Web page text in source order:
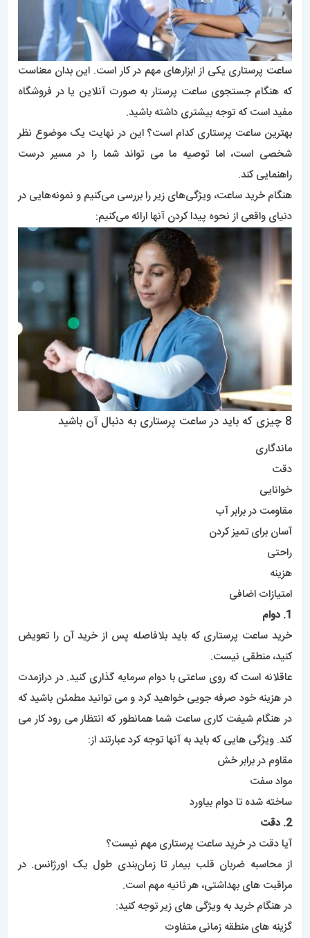
ساعت پرستاری یکی از ابزارهای مهم در کار است. این بدان معناست
که هنگام جستجوی ساعت پرستار به صورت آنلاین یا در فروشگاه
مفید است که توجه بیشتری داشته باشید.
بهترین ساعت پرستاری کدام است؟ این در نهایت یک موضوع نظر
شخصی است، اما توصیه ما می تواند شما را در مسیر درست
راهنمایی کند.
هنگام خرید ساعت، ویژگی‌های زیر را بررسی می‌کنیم و نمونه‌هایی در
دنیای واقعی از نحوه پیدا کردن آنها ارائه می‌کنیم:
8 چیزی که باید در ساعت پرستاری به دنبال آن باشید
ماندگاری
دقت
خوانایی
مقاومت در برابر آب
آسان برای تمیز کردن
راحتی
هزینه
امتیازات اضافی
1. دوام
خرید ساعت پرستاری که باید بلافاصله پس از خرید آن را تعویض
کنید، منطقی نیست.
عاقلانه است که روی ساعتی با دوام سرمایه گذاری کنید. در درازمدت
در هزینه خود صرفه جویی خواهید کرد و می توانید مطمئن باشید که
در هنگام شیفت کاری ساعت شما همانطور که انتظار می رود کار می
کند. ویژگی هایی که باید به آنها توجه کرد عبارتند از:
مقاوم در برابر خش
مواد سفت
ساخته شده تا دوام بیاورد
2. دقت
آیا دقت در خرید ساعت پرستاری مهم نیست؟
از محاسبه ضربان قلب بیمار تا زمان‌بندی طول یک اورژانس. در
مراقبت های بهداشتی، هر ثانیه مهم است.
در هنگام خرید به ویژگی های زیر توجه کنید:
گزینه های منطقه زمانی متفاوت